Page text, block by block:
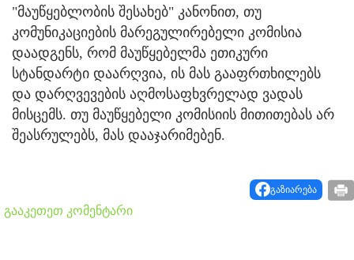
"მაუწყებლობის შესახებ" კანონით, თუ
კომუნიკაციების მარეგულირებელი კომისია
დაადგენს, რომ მაუწყებელმა ეთიკური
სტანდარტი დაარღვია, ის მას გააფრთხილებს
და დარღვევების აღმოსაფხვრელად ვადას
მისცემს. თუ მაუწყებელი კომისიის მითითებას არ
შეასრულებს, მას დააჯარიმებენ.
გაზიარება
გააკეთეთ კომენტარი